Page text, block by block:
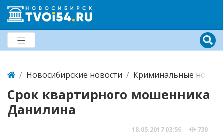
Новосибирские новости Криминальные
Срок квартирного мошенника
Данилина
18.05.2017 03:59 730